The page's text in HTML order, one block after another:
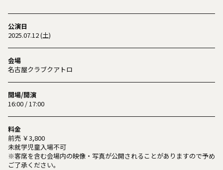
公演日
2025.07.12 (土)
会場
名古屋クラブクアトロ
開場/開演
16:00 / 17:00
料金
前売 ￥3,800
未就学児童入場不可
※客席を含む会場内の映像・写真が公開されることがありますので予め
ご了承ください。